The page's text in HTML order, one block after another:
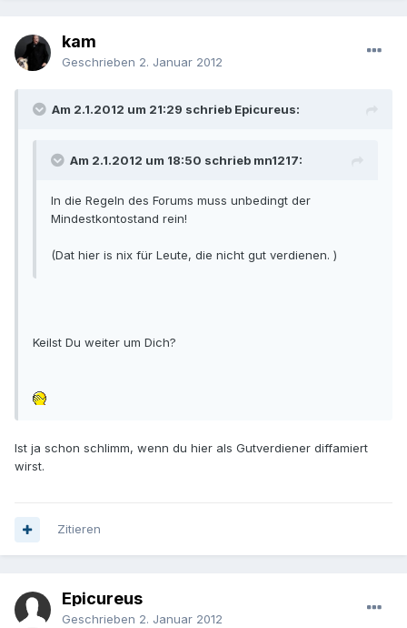
kam
Geschrieben 2. Januar 2012
Am 2.1.2012 um 21:29 schrieb Epicureus:
Am 2.1.2012 um 18:50 schrieb mn1217:
In die Regeln des Forums muss unbedingt der
Mindestkontostand rein!
(Dat hier is nix für Leute, die nicht gut verdienen. )
Keilst Du weiter um Dich?
Ist ja schon schlimm, wenn du hier als Gutverdiener diffamiert
wirst.
Zitieren
Epicureus
Geschrieben 2. Januar 2012